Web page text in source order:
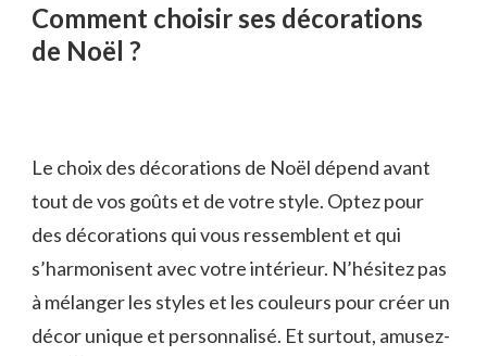
Comment choisir ses décorations
de Noël ?
Le choix des décorations de Noël dépend avant
tout de vos goûts et de votre style. Optez pour
des décorations qui vous ressemblent et qui
s’harmonisent avec votre intérieur. N’hésitez pas
à mélanger les styles et les couleurs pour créer un
décor unique et personnalisé. Et surtout, amusez-